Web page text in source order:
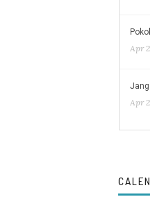
Apr
Apr